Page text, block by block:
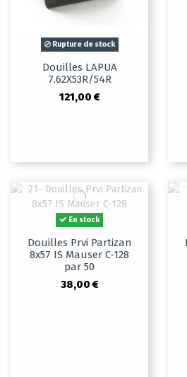
Rupture de stock
Douilles LAPUA
7.62X53R/54R
121,00 €
En stock
Douilles Prvi Partizan
8x57 IS Mauser C-128
par 50
38,00 €